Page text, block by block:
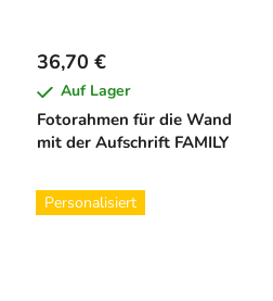
Fotorahmen für die Wand
mit der Aufschrift FAMILY
36,70 €
Auf Lager
Personalisiert